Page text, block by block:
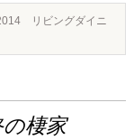
リビングダイニ
棲家